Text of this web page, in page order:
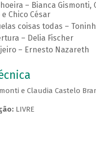
– Bianca Gismonti,
e Chico César
coisas todas –
– Delia Fischer
– Ernesto Nazareth
e Claudia Castelo
LIVRE